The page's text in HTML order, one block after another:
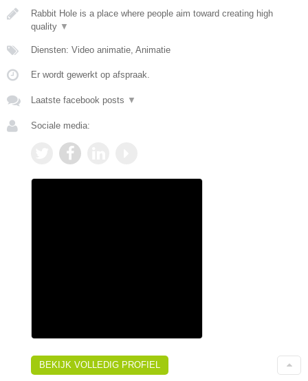
Rabbit Hole is a place where people aim toward creating high
quality ▼
Diensten: Video animatie, Animatie
Er wordt gewerkt op afspraak.
Laatste facebook posts ▼
Sociale media:
BEKIJK VOLLEDIG PROFIEL